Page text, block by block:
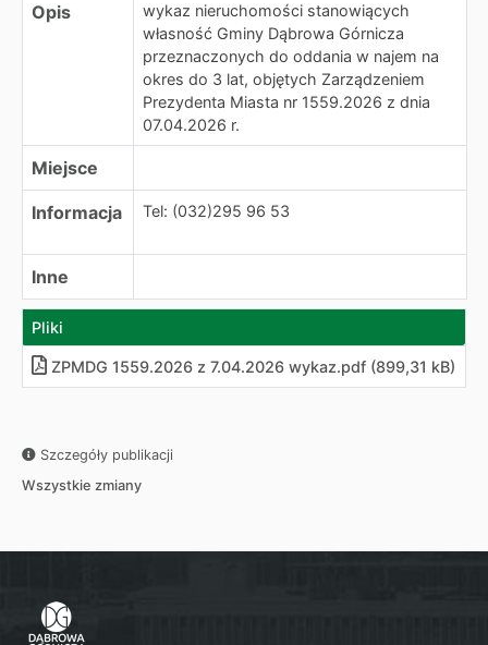
Opis
wykaz nieruchomości stanowiących
własność Gminy Dąbrowa Górnicza
przeznaczonych do oddania w najem na
okres do 3 lat, objętych Zarządzeniem
Prezydenta Miasta nr 1559.2026 z dnia
07.04.2026 r.
Miejsce
Informacja Tel: (032)295 96 53
Inne
Pliki
ZPMDG 1559.2026 z 7.04.2026 wykaz.pdf (899,31 kB)
Szczegóły publikacji
Wszystkie zmiany